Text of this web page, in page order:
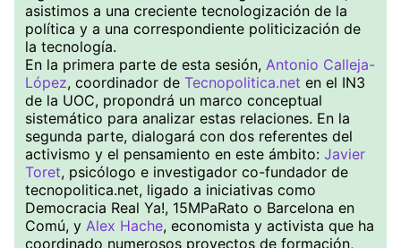
asistimos a una creciente tecnologización de la
política y a una correspondiente politicización de
la tecnología.
En la primera parte de esta sesión, Antonio Calleja-
López, coordinador de Tecnopolitica.net en el IN3
de la UOC, propondrá un marco conceptual
sistemático para analizar estas relaciones. En la
segunda parte, dialogará con dos referentes del
activismo y el pensamiento en este ámbito: Javier
Toret, psicólogo e investigador co-fundador de
tecnopolitica.net, ligado a iniciativas como
Democracia Real Ya!, 15MPaRato o Barcelona en
Comú, y Alex Hache, economista y activista que ha
coordinado numerosos proyectos de formación,